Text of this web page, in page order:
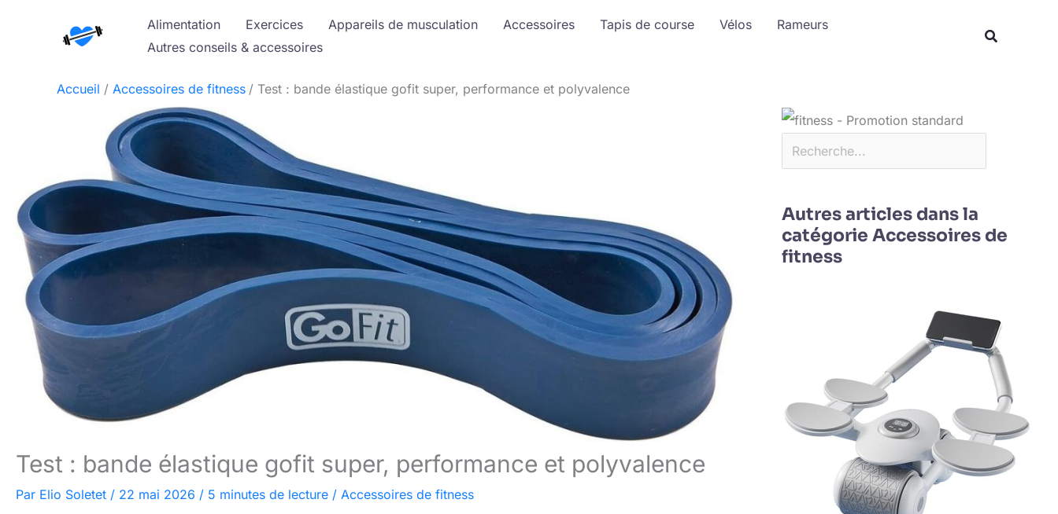
Alimentation Exercices Appareils de musculation Accessoires Tapis de course Vélos
Rameurs
Autres conseils & accessoires
Accueil Accessoires de fitness Test : bande élastique gofit super, performance et polyvalence
Test : bande élastique gofit super, performance et polyvalence
Par Elio Soletet / 22 mai 2026 / 5 minutes de lecture / Accessoires de fitness
Autres articles dans la
catégorie Accessoires de
fitness